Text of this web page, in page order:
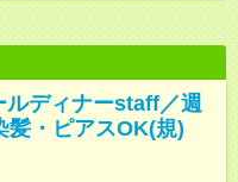
ルディナーstaff／週
髪・ピアスOK(規)